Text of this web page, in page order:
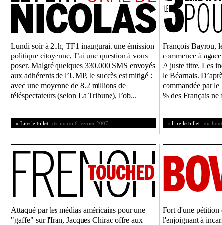
Lundi soir à 21h, TF1 inaugurait une émission
politique citoyenne, J’ai une question à vous
poser. Malgré quelques 330.000 SMS envoyés
aux adhérents de l’UMP, le succès est mitigé :
avec une moyenne de 8.2 millions de
téléspectateurs (selon La Tribune), l’ob...
» Lire le billet du mardi 6 février 2007
François Bayrou,
commence à
A juste titre. Les
le Béarnais.
commandée par
% des Français
» Lire le billet du
Attaqué par les médias américains pour une
"gaffe" sur l'Iran, Jacques Chirac offre aux
Fort d'une pétition
l'enjoignant à